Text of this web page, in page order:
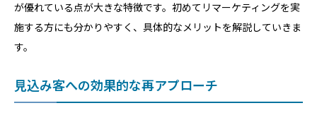
が優れている点が大きな特徴です。初めてリマーケティングを実
施する方にも分かりやすく、具体的なメリットを解説していきま
す。
見込み客への効果的な再アプローチ